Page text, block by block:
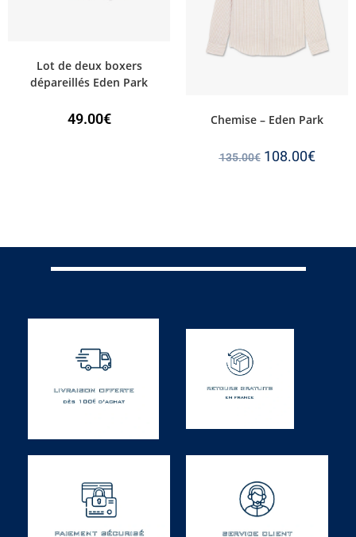
Lot de deux boxers
dépareillés Eden Park
49.00€ Chemise – Eden Park
135.00€ 108.00€